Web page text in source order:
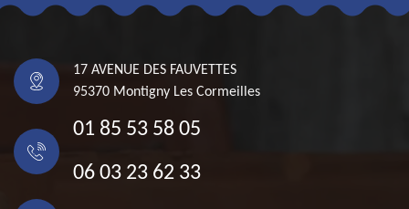
17 AVENUE DES FAUVETTES
95370 Montigny Les Cormeilles
01 85 53 58 05
06 03 23 62 33